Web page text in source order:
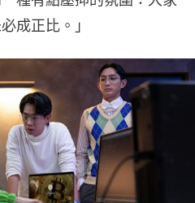
成正比。」